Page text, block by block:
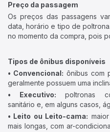
Preço da passagem
Os preços das passagens
data, horário e tipo de
no momento da compra, pois
Tipos de ônibus disponíveis
• Convencional: ônibus com
geralmente possuem uma
• Executivo: poltronas
sanitário e, em alguns casos,
• Leito ou Leito-cama:
mais longas, com ar-